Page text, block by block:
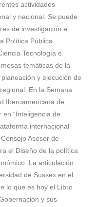
actividades
y nacional. Se puede
de investigación e
Política Pública
Tecnología e
temáticas de la
y ejecución de
En la Semana
Iberoamericana de
en “Inteligencia de
internacional
Asesor de
el Diseño de la política
La articulación
de Sussex en el
lo que es hoy el Libro
y sus